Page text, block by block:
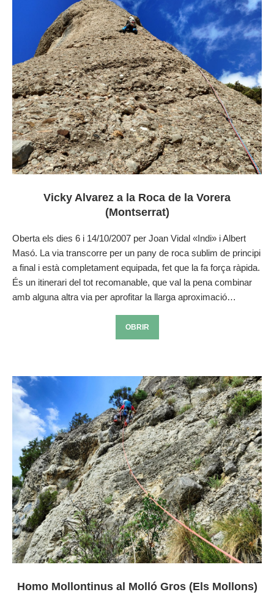
Vicky Alvarez a la Roca de la Vorera
(Montserrat)
Oberta els dies 6 i 14/10/2007 per Joan Vidal «Indi» i Albert
Masó. La via transcorre per un pany de roca sublim de principi
a final i està completament equipada, fet que la fa força ràpida.
És un itinerari del tot recomanable, que val la pena combinar
amb alguna altra via per aprofitar la llarga aproximació…
OBRIR
Homo Mollontinus al Molló Gros (Els Mollons)